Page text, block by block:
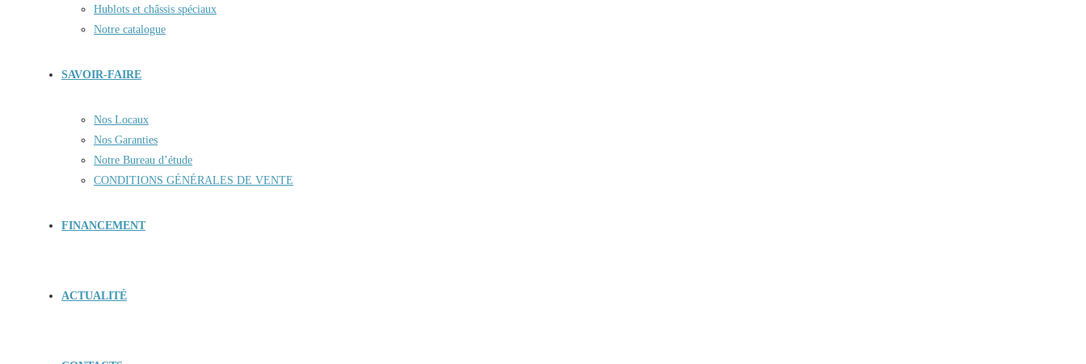
Hublots et châssis spéciaux
Notre catalogue
SAVOIR-FAIRE
Nos Locaux
Nos Garanties
Notre Bureau d’étude
CONDITIONS GÉNÉRALES DE VENTE
FINANCEMENT
ACTUALITÉ